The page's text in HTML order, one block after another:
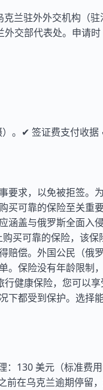
兰驻外外交机构（驻
交部代表处。申请时
。✔ 签证费支付收据
要求，以免被拒签。
可靠的保险至关重要
涵盖与俄罗斯全面入
买可靠的保险，该保
赔偿。外国公民（俄
。保险没有年龄限制
行健康保险，您可以享
下都受到保护。选择
：130 美元（标准费
前在乌克兰逾期停留